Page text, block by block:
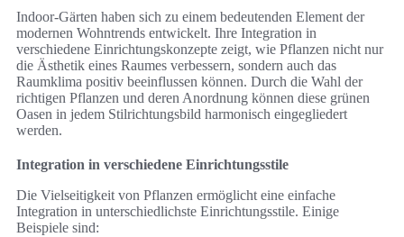
Indoor-Gärten haben sich zu einem bedeutenden Element der
modernen Wohntrends entwickelt. Ihre Integration in
verschiedene Einrichtungskonzepte zeigt, wie Pflanzen nicht nur
die Ästhetik eines Raumes verbessern, sondern auch das
Raumklima positiv beeinflussen können. Durch die Wahl der
richtigen Pflanzen und deren Anordnung können diese grünen
Oasen in jedem Stilrichtungsbild harmonisch eingegliedert
werden.
Integration in verschiedene Einrichtungsstile
Die Vielseitigkeit von Pflanzen ermöglicht eine einfache
Integration in unterschiedlichste Einrichtungsstile. Einige
Beispiele sind: